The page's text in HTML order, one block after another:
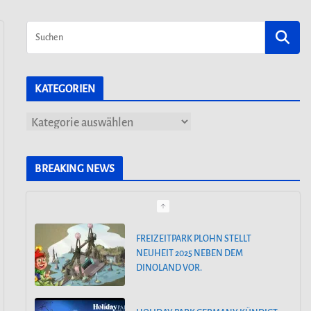
KATEGORIEN
K
BREAKING NEWS
FREIZEITPARK PLOHN STELLT
NEUHEIT 2025 NEBEN DEM
DINOLAND VOR.